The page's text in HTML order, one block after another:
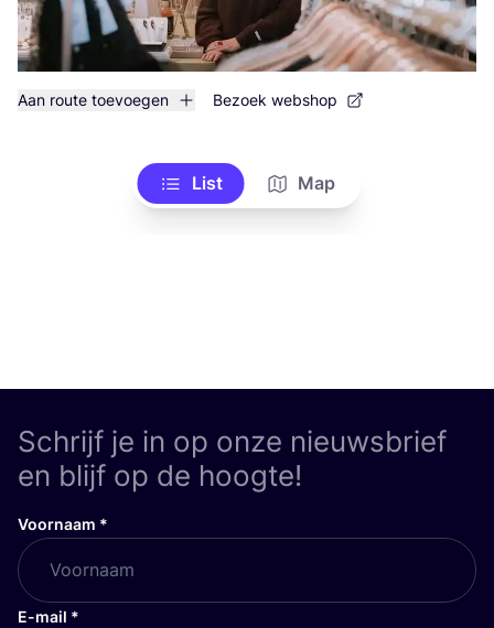
Aan route toevoegen Bezoek webshop
List Map
Schrijf je in op onze nieuwsbrief
en blijf op de hoogte!
Voornaam *
E-mail *